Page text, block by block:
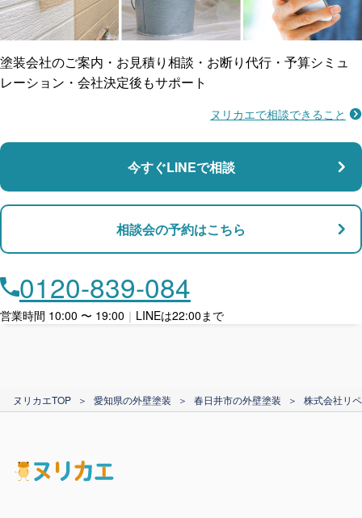
ご近所トラブルに
賠償保険
瑕疵保険
支払い対応
ローン利用
カード支払い
防水工事
マンション・アパート対応
店舗・事務所対応
塗装会社のご案内・お見積り相談・お断り代行・予算シミュ
レーション・会社決定後もサポート
ヌリカエで相談できること
今すぐLINEで相談
相談会の予約はこちら
0120-839-084
営業時間 10:00 〜 19:00 ｜ LINEは22:00まで
ヌリカエTOP ＞ 愛知県の外壁塗装 ＞ 春日井市の外壁塗装 ＞ 株式会社リ